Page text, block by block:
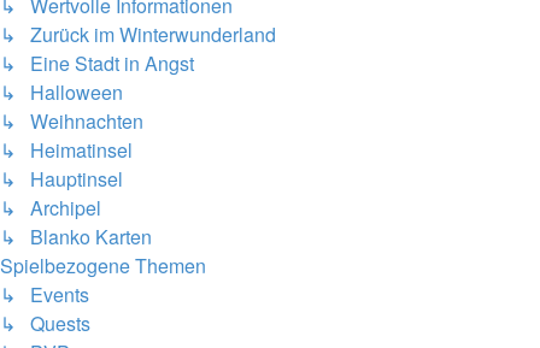
↳ Zurück im Winterwunderland
↳ Eine Stadt in Angst
↳ Halloween
↳ Weihnachten
↳ Heimatinsel
↳ Hauptinsel
↳ Archipel
↳ Blanko Karten
Spielbezogene Themen
↳ Events
↳ Quests